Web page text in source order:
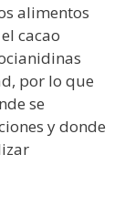
alimentos
cacao
por lo que
se
y donde